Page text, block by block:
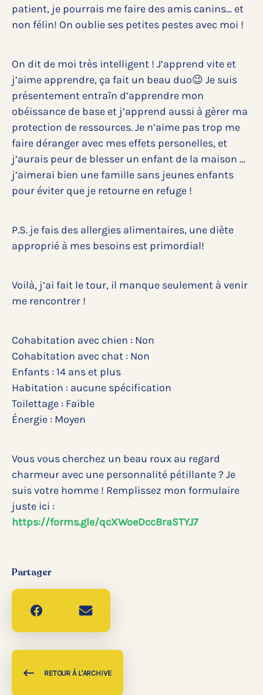
patient, je pourrais me faire des amis canins… et
non félin! On oublie ses petites pestes avec moi !
On dit de moi très intelligent ! J’apprend vite et
j’aime apprendre, ça fait un beau duo😉 Je suis
présentement entraîn d’apprendre mon
obéissance de base et j’apprend aussi à gèrer ma
protection de ressources. Je n’aime pas trop me
faire déranger avec mes effets personelles, et
j’aurais peur de blesser un enfant de la maison …
j’aimerai bien une famille sans jeunes enfants
pour éviter que je retourne en refuge !
P.S. je fais des allergies alimentaires, une diète
approprié à mes besoins est primordial!
Voilà, j’ai fait le tour, il manque seulement à venir
me rencontrer !
Cohabitation avec chien : Non
Cohabitation avec chat : Non
Enfants : 14 ans et plus
Habitation : aucune spécification
Toilettage : Faible
Énergie : Moyen
Vous vous cherchez un beau roux au regard
charmeur avec une personnalité pétillante ? Je
suis votre homme ! Remplissez mon formulaire
juste ici :
https://forms.gle/qcXWoeDccBraSTYJ7
RETOUR À L'ARCHIVE
Partager